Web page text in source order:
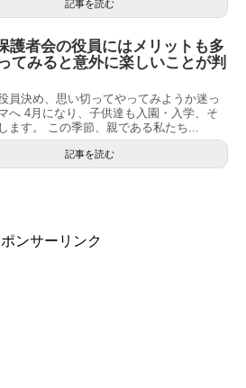
記事を読む
護者会の役員にはメリットも多
てみると意外に楽しいことが判
員決め、思い切ってやってみようか迷っ
へ 4月になり、子供達も入園・入学、そ
ます。 この季節、親である私たち...
記事を読む
ンサーリンク